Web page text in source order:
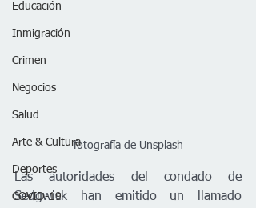
Educación
Inmigración
Crimen
Negocios
Salud
Arte & Cultura
Deportes
COVID-19
fotografía de Unsplash
Las autoridades del condado de
Sedgwick han emitido un llamado